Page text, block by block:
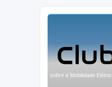
sobre a Mobilidade